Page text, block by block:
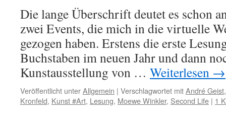
Die lange Überschrift deutet es schon
zwei Events, die mich in die virtuelle
gezogen haben. Erstens die erste
Buchstaben im neuen Jahr und dann
Kunstausstellung von … Weiterlesen →
Veröffentlicht unterAllgemein | Verschlagwortet mitAndré Geist
Kronfeld, Kunst #Art, Lesung, Moewe Winkler, Second Life | 1